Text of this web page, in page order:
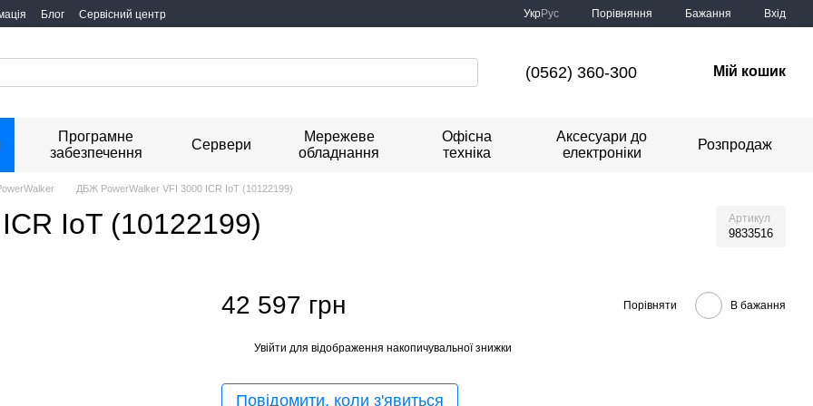
Блог Сервісний центр УкрРус Порівняння Бажання Вхід
(0562) 360-300 Мій кошик
Програмне
забезпечення
Сервери
Мережеве
обладнання
Офісна
техніка
Аксесуари до
електроніки
Розпродаж
ДБЖ PowerWalker VFI 3000 ICR IoT (10122199)
IoT (10122199) Артикул
9833516
42 597 грн Порівняти В бажання
Увійти для відображення накопичувальної знижки
Повідомити, коли з'явиться